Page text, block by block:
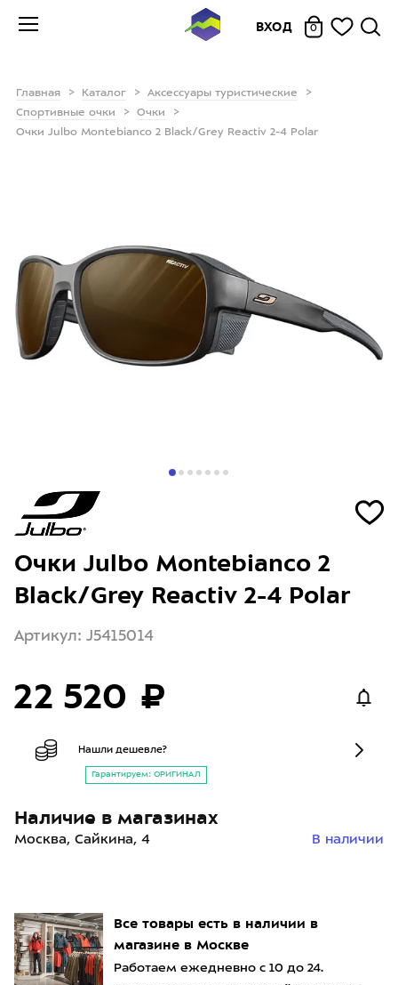
ВХОД 0
Главная Каталог
Аксессуары туристические
Спортивные очки
Очки
Очки Julbo Montebianco 2 Black/Grey Reactiv 2-4 Polar
Все товары есть в наличии в
магазине в Москве
Работаем ежедневно с 10 до 24.
Очки Julbo Montebianco 2
Black/Grey Reactiv 2-4 Polar
Артикул: J5415014
22 520 ₽
Нашли дешевле?
Гарантируем: ОРИГИНАЛ
Наличие в магазинах
Москва, Сайкина, 4 В наличии